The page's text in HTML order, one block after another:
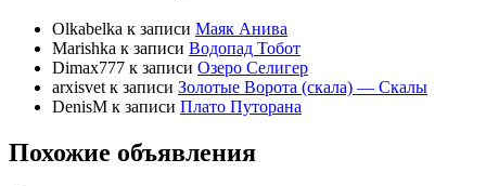
Olkabelka к записи Маяк Анива
Marishka к записи Водопад Тобот
Dimax777 к записи Озеро Селигер
arxisvet к записи Золотые Ворота (скала) — Скалы
DenisM к записи Плато Путорана
Похожие объявления